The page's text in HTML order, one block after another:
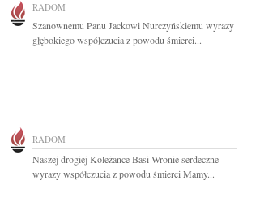
RADOM
Szanownemu Panu Jackowi Nurczyńskiemu wyrazy
głębokiego współczucia z powodu śmierci...
RADOM
Naszej drogiej Koleżance Basi Wronie serdeczne
wyrazy współczucia z powodu śmierci Mamy...